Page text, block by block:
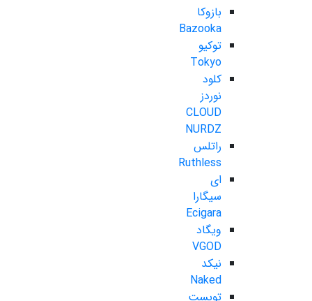
بازوکا
Bazooka
توکیو
Tokyo
کلود
نوردز
CLOUD
NURDZ
راتلس
Ruthless
ای
سیگارا
Ecigara
ویگاد
VGOD
نیکد
Naked
تویست